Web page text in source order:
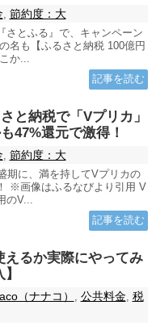
, 節約度：大
さとふる』で、キャンペーン
名も【ふるさと納税 100億円
か...
記事を読む
と納税で「Vプリカ」
47%還元で激得！
, 節約度：大
期に、満を持してVプリカの
※画像はふるなびより引用 V
のV...
記事を読む
るか実際にやってみ
（ナナコ） , 公共料金, 税